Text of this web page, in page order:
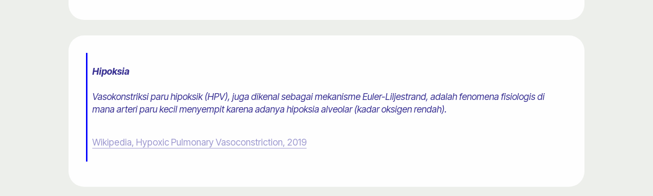
Hipoksia​
Vasokonstriksi paru hipoksik (HPV), juga dikenal sebagai mekanisme Euler-Liljestrand, adalah fenomena fisiologis di
mana arteri paru kecil menyempit karena adanya hipoksia alveolar (kadar oksigen rendah).
Wikipedia, Hypoxic Pulmonary Vasoconstriction, 2019